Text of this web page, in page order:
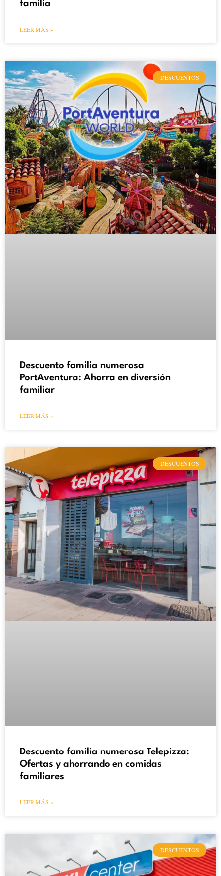
familia
LEER MÁS »
DESCUENTOS
Descuento familia numerosa
PortAventura: Ahorra en diversión
familiar
LEER MÁS »
DESCUENTOS
Descuento familia numerosa Telepizza:
Ofertas y ahorrando en comidas
familiares
LEER MÁS »
DESCUENTOS